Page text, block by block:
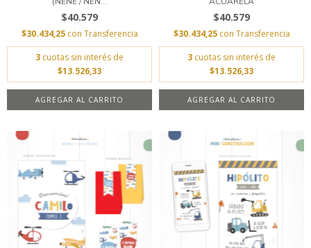
$40.579
$30.434,25 con Transferencia
3 cuotas sin interés de
$13.526,33
AGREGAR AL CARRITO
$40.579
$30.434,25 con Transferencia
3 cuotas sin interés de
$13.526,33
AGREGAR AL CARRITO